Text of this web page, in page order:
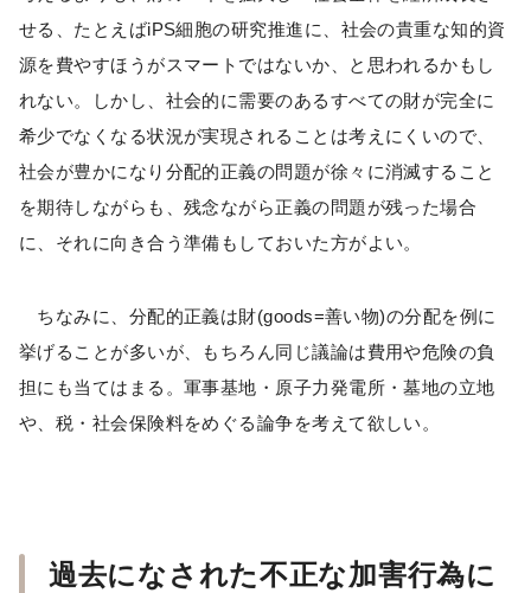
せる、たとえばiPS細胞の研究推進に、社会の貴重な知的資
源を費やすほうがスマートではないか、と思われるかもし
れない。しかし、社会的に需要のあるすべての財が完全に
希少でなくなる状況が実現されることは考えにくいので、
社会が豊かになり分配的正義の問題が徐々に消滅すること
を期待しながらも、残念ながら正義の問題が残った場合
に、それに向き合う準備もしておいた方がよい。
ちなみに、分配的正義は財(goods=善い物)の分配を例に
挙げることが多いが、もちろん同じ議論は費用や危険の負
担にも当てはまる。軍事基地・原子力発電所・墓地の立地
や、税・社会保険料をめぐる論争を考えて欲しい。
過去になされた不正な加害行為に